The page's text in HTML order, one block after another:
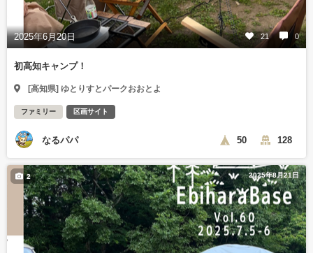
2025年6月20日 21 0
初高知キャンプ！
[高知県] ゆとりすとパークおおとよ
ファミリー 区画サイト
なるパパ 50 128
2025年8月21日
2